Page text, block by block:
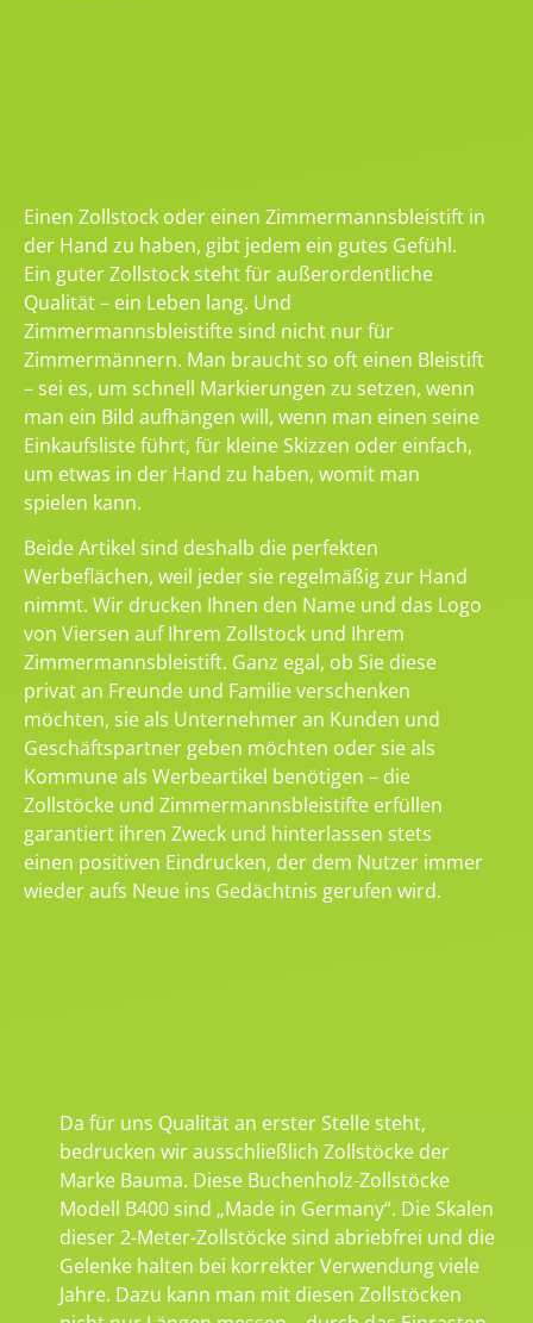
Einen Zollstock oder einen Zimmermannsbleistift in
der Hand zu haben, gibt jedem ein gutes Gefühl.
Ein guter Zollstock steht für außerordentliche
Qualität – ein Leben lang. Und
Zimmermannsbleistifte sind nicht nur für
Zimmermännern. Man braucht so oft einen Bleistift
– sei es, um schnell Markierungen zu setzen, wenn
man ein Bild aufhängen will, wenn man einen seine
Einkaufsliste führt, für kleine Skizzen oder einfach,
um etwas in der Hand zu haben, womit man
spielen kann.
Beide Artikel sind deshalb die perfekten
Werbeflächen, weil jeder sie regelmäßig zur Hand
nimmt. Wir drucken Ihnen den Name und das Logo
von Viersen auf Ihrem Zollstock und Ihrem
Zimmermannsbleistift. Ganz egal, ob Sie diese
privat an Freunde und Familie verschenken
möchten, sie als Unternehmer an Kunden und
Geschäftspartner geben möchten oder sie als
Kommune als Werbeartikel benötigen – die
Zollstöcke und Zimmermannsbleistifte erfüllen
garantiert ihren Zweck und hinterlassen stets
einen positiven Eindrucken, der dem Nutzer immer
wieder aufs Neue ins Gedächtnis gerufen wird.
Da für uns Qualität an erster Stelle steht,
bedrucken wir ausschließlich Zollstöcke der
Marke Bauma. Diese Buchenholz-Zollstöcke
Modell B400 sind „Made in Germany“. Die Skalen
dieser 2-Meter-Zollstöcke sind abriebfrei und die
Gelenke halten bei korrekter Verwendung viele
Jahre. Dazu kann man mit diesen Zollstöcken